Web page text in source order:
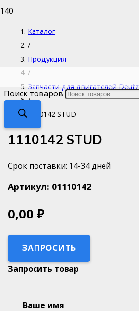
Поиск товаров
Каталог
/
Продукция
/
Запчасти для двигателей Deutz
/
1110142 STUD
1110142 STUD
Срок поставки: 14-34 дней
Артикул: 01110142
0,00 ₽
ЗАПРОСИТЬ
Запросить товар
Ваше имя